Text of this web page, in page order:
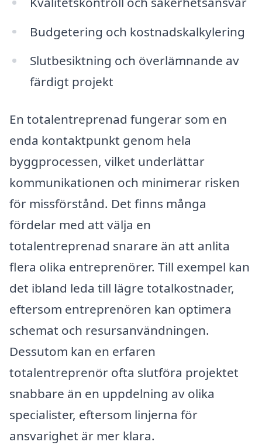
Budgetering och kostnadskalkylering
Slutbesiktning och överlämnande av
färdigt projekt
En totalentreprenad fungerar som en
enda kontaktpunkt genom hela
byggprocessen, vilket underlättar
kommunikationen och minimerar risken
för missförstånd. Det finns många
fördelar med att välja en
totalentreprenad snarare än att anlita
flera olika entreprenörer. Till exempel kan
det ibland leda till lägre totalkostnader,
eftersom entreprenören kan optimera
schemat och resursanvändningen.
Dessutom kan en erfaren
totalentreprenör ofta slutföra projektet
snabbare än en uppdelning av olika
specialister, eftersom linjerna för
ansvarighet är mer klara.